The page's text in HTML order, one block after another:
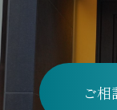
ご